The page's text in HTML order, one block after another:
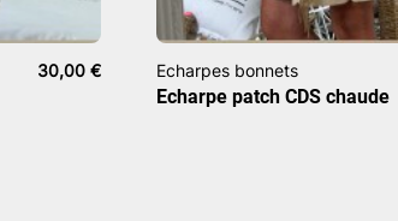
30,00 € Echarpes bonnets
Echarpe patch CDS chaude